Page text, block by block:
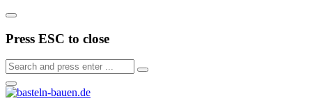
Press ESC to close